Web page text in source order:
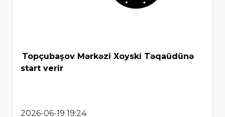
Topçubaşov Mərkəzi Xoyski Təqaüdünə
start verir
2026-06-19 19:24